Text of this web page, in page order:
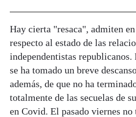
Hay cierta "resaca", admiten
respecto al estado de las
independentistas
se ha tomado un breve
además, de que no ha
totalmente de las secuelas de
en Covid. El pasado viernes no